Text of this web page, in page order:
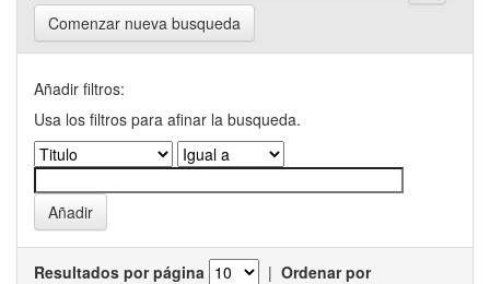
Comenzar nueva busqueda
Añadir filtros:
Usa los filtros para afinar la busqueda.
Resultados por página | Ordenar por